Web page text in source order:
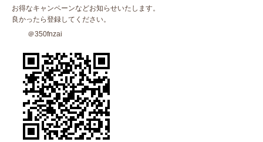
お得なキャンペーンなどお知らせいたします。
良かったら登録してください。
＠350fnzai